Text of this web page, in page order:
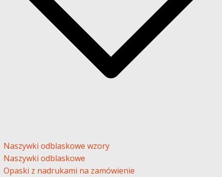
Naszywki odblaskowe wzory
Naszywki odblaskowe
Opaski z nadrukami na zamówienie